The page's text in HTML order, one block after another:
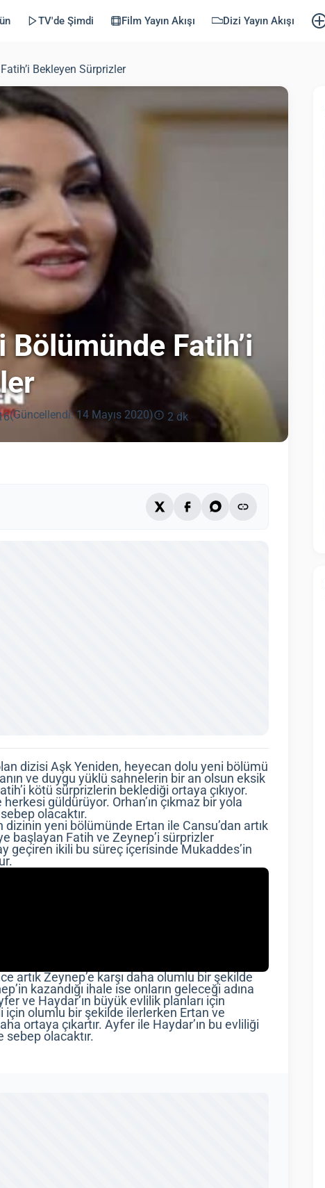
TV'de Şimdi Film Yayın Akışı Dizi Yayın Akışı
Bekleyen Sürprizler
Fatih’i
(Güncellendi: 14 Mayıs 2020) 2 dk
dizisi Aşk Yeniden, heyecan dolu yeni bölümü
ve duygu yüklü sahnelerin bir an olsun eksik
kötü sürprizlerin beklediği ortaya çıkıyor.
güldürüyor. Orhan’ın çıkmaz bir yola
olacaktır.
dizinin yeni bölümünde Ertan ile Cansu’dan artık
başlayan Fatih ve Zeynep’i sürprizler
geçiren ikili bu süreç içerisinde Mukaddes’in
artık Zeynep’e karşı daha olumlu bir şekilde
kazandığı ihale ise onların geleceği adına
ve Haydar’ın büyük evlilik planları için
olumlu bir şekilde ilerlerken Ertan ve
ortaya çıkartır. Ayfer ile Haydar’ın bu evliliği
olacaktır.